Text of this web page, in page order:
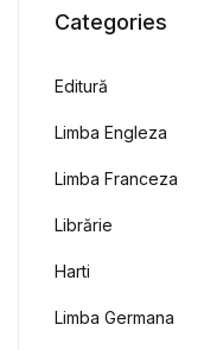
Categories
Editură
Limba Engleza
Limba Franceza
Librărie
Harti
Limba Germana